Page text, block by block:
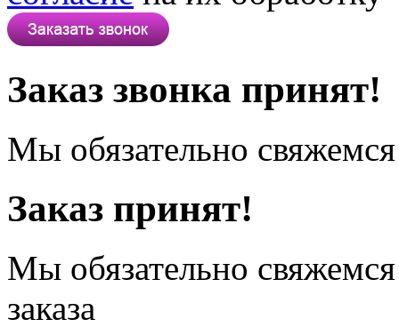
Заказ звонка принят!
Мы обязательно
Заказ принят!
Мы обязательно
заказа